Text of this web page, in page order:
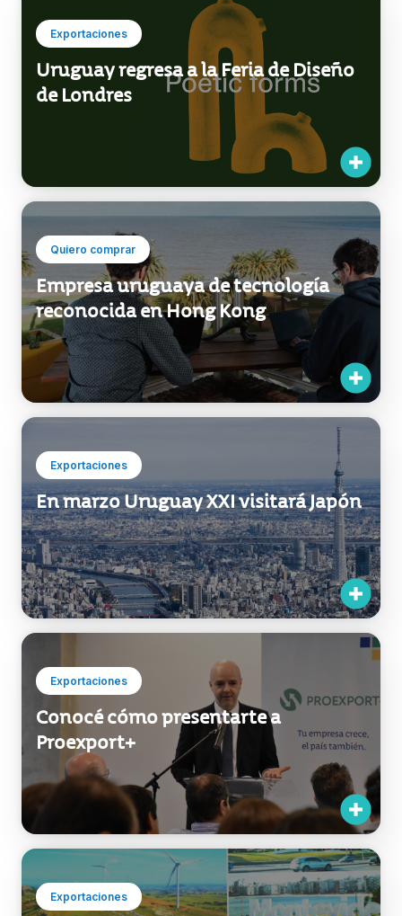
Exportaciones
Uruguay regresa a la Feria de Diseño
de Londres
Quiero comprar
Empresa uruguaya de tecnología
reconocida en Hong Kong
Exportaciones
En marzo Uruguay XXI visitará Japón
Exportaciones
Conocé cómo presentarte a
Proexport+
Exportaciones